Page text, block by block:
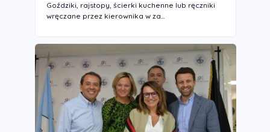
Goździki, rajstopy, ścierki kuchenne lub ręczniki
wręczane przez kierownika w za...